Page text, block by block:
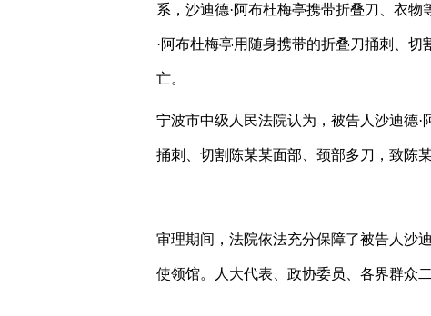
系，沙迪德·阿布杜梅亭携带折叠刀、衣
·阿布杜梅亭用随身携带的折叠刀捅刺、
亡。
宁波市中级人民法院认为，被告人沙迪德
捅刺、切割陈某某面部、颈部多刀，致陈
审理期间，法院依法充分保障了被告人沙
使领馆。人大代表、政协委员、各界群众